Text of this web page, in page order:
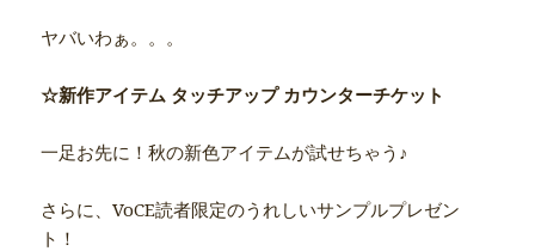
ヤバいわぁ。。。
☆新作アイテム タッチアップ カウンターチケット
一足お先に！秋の新色アイテムが試せちゃう♪
さらに、VoCE読者限定のうれしいサンプルプレゼン
ト！